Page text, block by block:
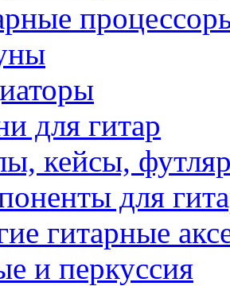
для гитар
кейсы,
для
гитарные
и перкуссия